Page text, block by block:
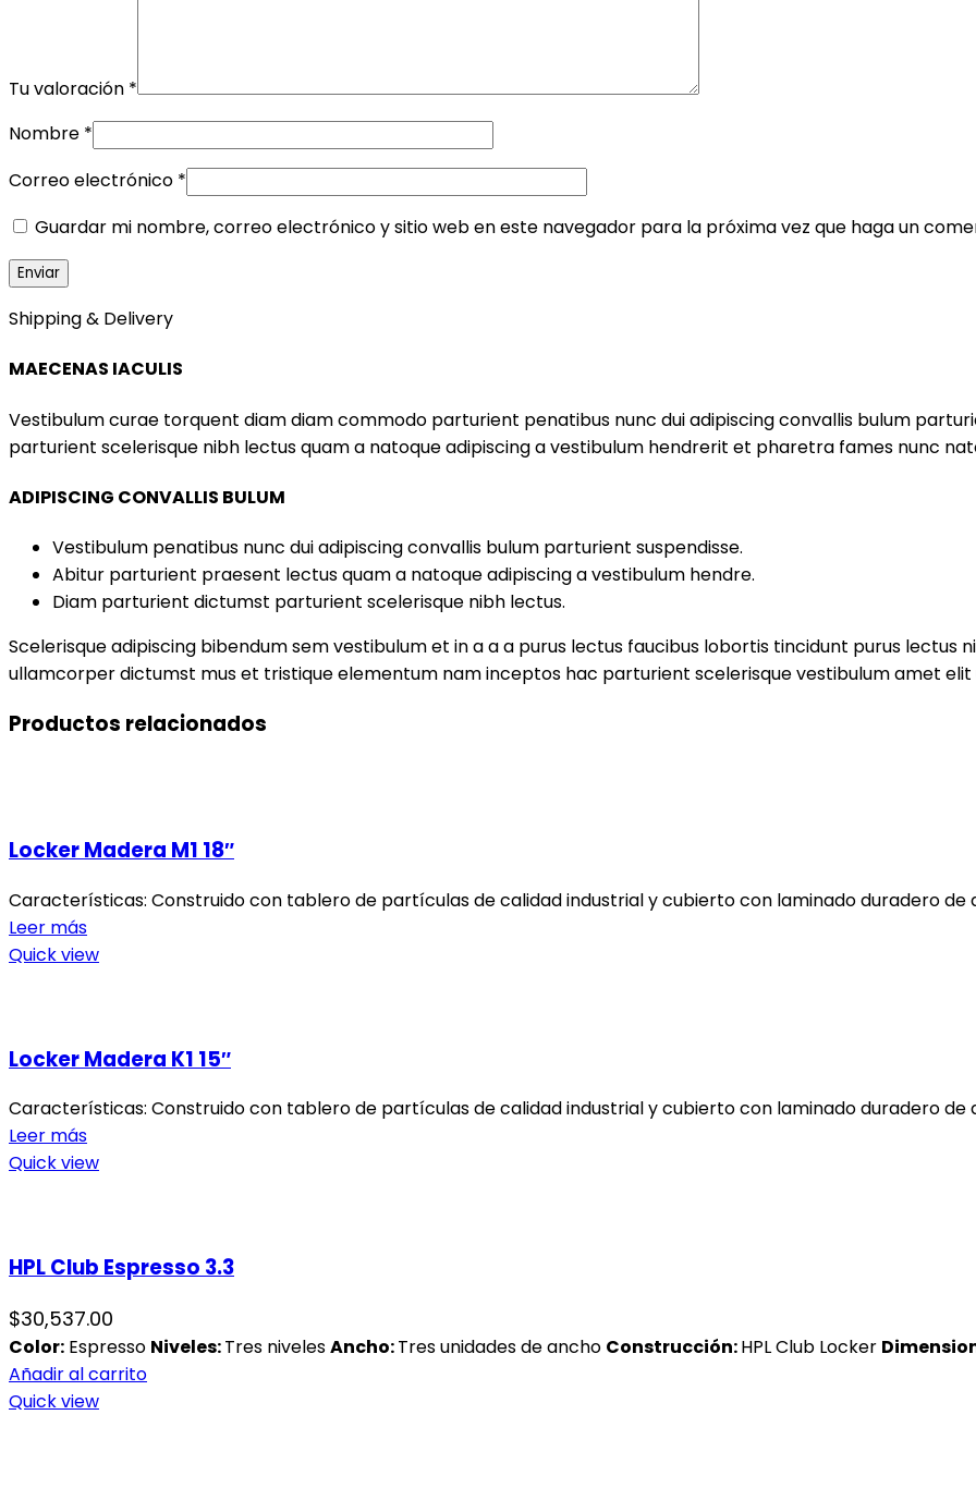
Tu valoración *
Nombre *
Correo electrónico *
Guardar mi nombre, correo electrónico y sitio web en este navegador para la próxima vez que haga un
Shipping & Delivery
MAECENAS IACULIS
Vestibulum curae torquent diam diam commodo parturient penatibus nunc dui adipiscing convallis bulum
parturient scelerisque nibh lectus quam a natoque adipiscing a vestibulum hendrerit et pharetra fames nunc
ADIPISCING CONVALLIS BULUM
Vestibulum penatibus nunc dui adipiscing convallis bulum parturient suspendisse.
Abitur parturient praesent lectus quam a natoque adipiscing a vestibulum hendre.
Diam parturient dictumst parturient scelerisque nibh lectus.
Scelerisque adipiscing bibendum sem vestibulum et in a a a purus lectus faucibus lobortis tincidunt purus lectus
ullamcorper dictumst mus et tristique elementum nam inceptos hac parturient scelerisque vestibulum amet
Productos relacionados
Locker Madera M1 18″
Características: Construido con tablero de partículas de calidad industrial y cubierto con laminado duradero de
Leer más
Quick view
Locker Madera K1 15″
Características: Construido con tablero de partículas de calidad industrial y cubierto con laminado duradero de
Leer más
Quick view
HPL Club Espresso 3.3
$30,537.00
Color: Espresso Niveles:Tres nivelesAncho:Tres unidades de ancho Construcción:HPL Club Locker
Añadir al carrito
Quick view